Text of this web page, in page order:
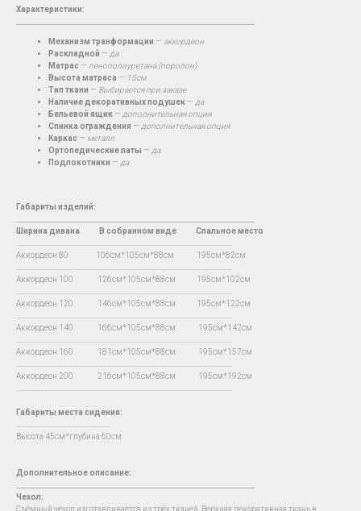
Характеристики:
Механизм транформации — аккордеон
Раскладной — да
Матрас — пенополиуретана (поролон)
Высота матраса — 15см
Тип ткани — Выбирается при заказе
Наличие декоративных подушек — да
Бельевой ящик — дополнительная опция
Спинка ограждения — дополнительная опция
Каркас — металл
Ортопедические латы — да
Подлокотники — да
Габариты изделий:
Ширина дивана
В собранном виде Спальное место
Аккордеон 80 106см*105см*88см 195см*82см
Аккордеон 100 126см*105см*88см 195см*102см
Аккордеон 120 146см*105см*88см 195см*122см
Аккордеон 140 166см*105см*88см 195см*142см
Аккордеон 160 181см*105см*88см 195см*157см
Аккордеон 200 216см*105см*88см 195см*192см
Габариты места сидения:
Высота 45см*глубина 60см
Дополнительное описание:
Чехол:
Съёмный чехол изготавливается из трёх тканей. Верхняя декоративная ткань в